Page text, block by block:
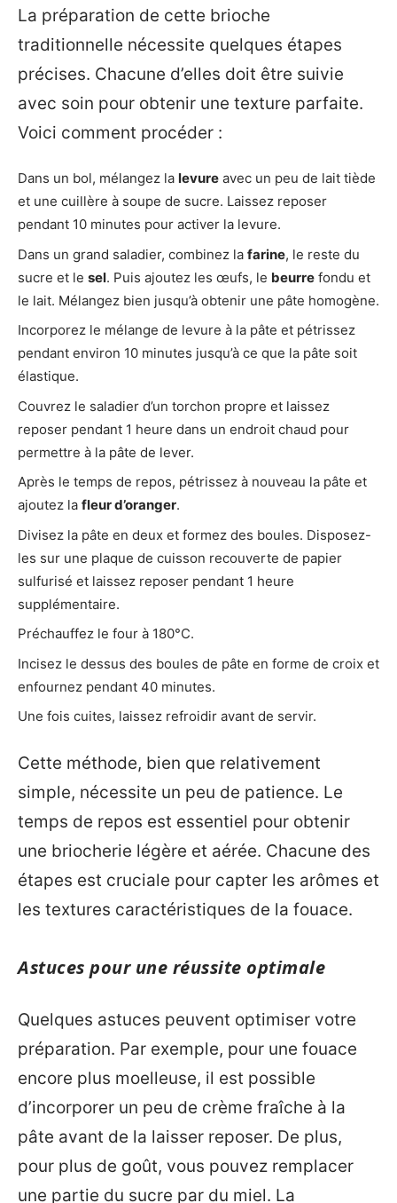
La préparation de cette brioche
traditionnelle nécessite quelques étapes
précises. Chacune d’elles doit être suivie
avec soin pour obtenir une texture parfaite.
Voici comment procéder :
Dans un bol, mélangez la levure avec un peu de lait tiède
et une cuillère à soupe de sucre. Laissez reposer
pendant 10 minutes pour activer la levure.
Dans un grand saladier, combinez la farine, le reste du
sucre et le sel. Puis ajoutez les œufs, le beurre fondu et
le lait. Mélangez bien jusqu’à obtenir une pâte homogène.
Incorporez le mélange de levure à la pâte et pétrissez
pendant environ 10 minutes jusqu’à ce que la pâte soit
élastique.
Couvrez le saladier d’un torchon propre et laissez
reposer pendant 1 heure dans un endroit chaud pour
permettre à la pâte de lever.
Après le temps de repos, pétrissez à nouveau la pâte et
ajoutez la fleur d’oranger.
Divisez la pâte en deux et formez des boules. Disposez-
les sur une plaque de cuisson recouverte de papier
sulfurisé et laissez reposer pendant 1 heure
supplémentaire.
Préchauffez le four à 180°C.
Incisez le dessus des boules de pâte en forme de croix et
enfournez pendant 40 minutes.
Une fois cuites, laissez refroidir avant de servir.
Cette méthode, bien que relativement
simple, nécessite un peu de patience. Le
temps de repos est essentiel pour obtenir
une briocherie légère et aérée. Chacune des
étapes est cruciale pour capter les arômes et
les textures caractéristiques de la fouace.
Astuces pour une réussite optimale
Quelques astuces peuvent optimiser votre
préparation. Par exemple, pour une fouace
encore plus moelleuse, il est possible
d’incorporer un peu de crème fraîche à la
pâte avant de la laisser reposer. De plus,
pour plus de goût, vous pouvez remplacer
une partie du sucre par du miel. La